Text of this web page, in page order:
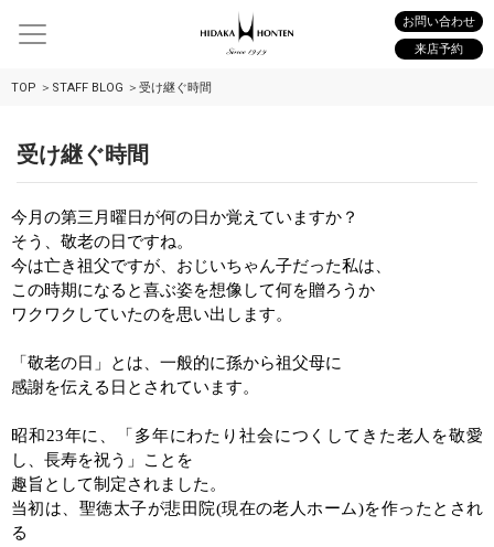
お問い合わせ
来店予約
TOP STAFF BLOG 受け継ぐ時間
受け継ぐ時間
今月の第三月曜日が何の日か覚えていますか？
そう、敬老の日ですね。
今は亡き祖父ですが、おじいちゃん子だった私は、
この時期になると喜ぶ姿を想像して何を贈ろうか
ワクワクしていたのを思い出します。
「敬老の日」とは、一般的に孫から祖父母に
感謝を伝える日とされています。
昭和23年に、「多年にわたり社会につくしてきた老人を敬愛
し、長寿を祝う」ことを
趣旨として制定されました。
当初は、聖徳太子が悲田院(現在の老人ホーム)を作ったとされ
る